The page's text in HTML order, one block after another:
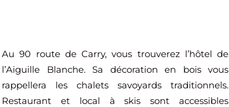
Au 90 route de Carry, vous trouverez l’hôtel de
l’Aiguille Blanche. Sa décoration en bois vous
rappellera les chalets savoyards traditionnels.
Restaurant et local à skis sont accessibles